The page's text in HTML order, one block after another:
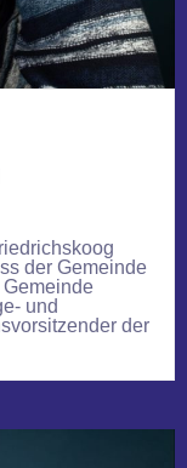
der Gemeinde
und
der